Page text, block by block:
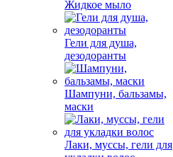
Жидкое мыло
Гели для душа,
дезодоранты
Шампуни, бальзамы,
маски
Лаки, муссы, гели для